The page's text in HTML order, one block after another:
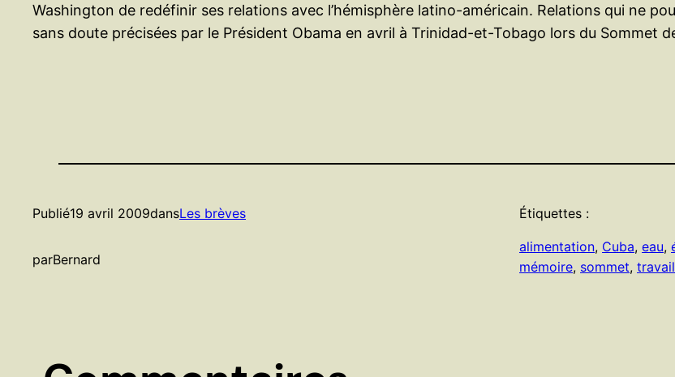
Washington de redéfinir ses relations avec l’hémisphère latino-américain. Relations qui ne
sans doute précisées par le Président Obama en avril à Trinidad-et-Tobago lors du Sommet
Publié19 avril 2009dansLes brèves
parBernard
Étiquettes :
alimentation, Cuba, eau,
mémoire, sommet, travail